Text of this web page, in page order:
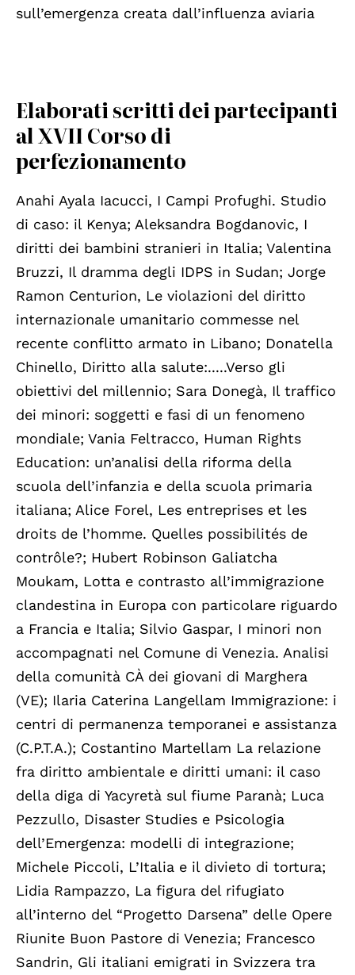
sull’emergenza creata dall’influenza aviaria
Elaborati scritti dei partecipanti
al XVII Corso di
perfezionamento
Anahi Ayala Iacucci, I Campi Profughi. Studio
di caso: il Kenya; Aleksandra Bogdanovic, I
diritti dei bambini stranieri in Italia; Valentina
Bruzzi, Il dramma degli IDPS in Sudan; Jorge
Ramon Centurion, Le violazioni del diritto
internazionale umanitario commesse nel
recente conflitto armato in Libano; Donatella
Chinello, Diritto alla salute:.....Verso gli
obiettivi del millennio; Sara Donegà, Il traffico
dei minori: soggetti e fasi di un fenomeno
mondiale; Vania Feltracco, Human Rights
Education: un’analisi della riforma della
scuola dell’infanzia e della scuola primaria
italiana; Alice Forel, Les entreprises et les
droits de l’homme. Quelles possibilités de
contrôle?; Hubert Robinson Galiatcha
Moukam, Lotta e contrasto all’immigrazione
clandestina in Europa con particolare riguardo
a Francia e Italia; Silvio Gaspar, I minori non
accompagnati nel Comune di Venezia. Analisi
della comunità CÀ dei giovani di Marghera
(VE); Ilaria Caterina Langellam Immigrazione: i
centri di permanenza temporanei e assistanza
(C.P.T.A.); Costantino Martellam La relazione
fra diritto ambientale e diritti umani: il caso
della diga di Yacyretà sul fiume Paranà; Luca
Pezzullo, Disaster Studies e Psicologia
dell’Emergenza: modelli di integrazione;
Michele Piccoli, L’Italia e il divieto di tortura;
Lidia Rampazzo, La figura del rifugiato
all’interno del “Progetto Darsena” delle Opere
Riunite Buon Pastore di Venezia; Francesco
Sandrin, Gli italiani emigrati in Svizzera tra